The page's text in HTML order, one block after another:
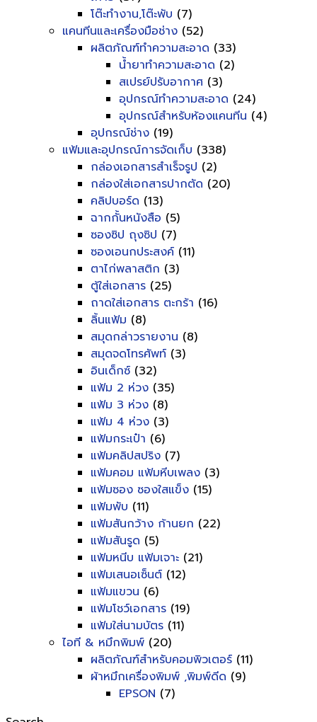
โต๊ะทำงาน,โต๊ะพับ (7)
แคนทีนและเครื่องมือช่าง (52)
ผลิตภัณฑ์ทำความสะอาด (33)
น้ำยาทำความสะอาด (2)
สเปรย์ปรับอากาศ (3)
อุปกรณ์ทำความสะอาด (24)
อุปกรณ์สำหรับห้องแคนทีน (4)
อุปกรณ์ช่าง (19)
แฟ้มและอุปกรณ์การจัดเก็บ (338)
กล่องเอกสารสำเร็จรูป (2)
กล่องใส่เอกสารปากตัด (20)
คลิปบอร์ด (13)
ฉากกั้นหนังสือ (5)
ซองซิป ถุงซิป (7)
ซองเอนกประสงค์ (11)
ตาไก่พลาสติก (3)
ตู้ใส่เอกสาร (25)
ถาดใส่เอกสาร ตะกร้า (16)
ลิ้นแฟ้ม (8)
สมุดกล่าวรายงาน (8)
สมุดจดโทรศัพท์ (3)
อินเด็กซ์ (32)
แฟ้ม 2 ห่วง (35)
แฟ้ม 3 ห่วง (8)
แฟ้ม 4 ห่วง (3)
แฟ้มกระเป๋า (6)
แฟ้มคลิปสปริง (7)
แฟ้มคอม แฟ้มหีบเพลง (3)
แฟ้มซอง ซองใสแข็ง (15)
แฟ้มพับ (11)
แฟ้มสันกว้าง ก้านยก (22)
แฟ้มสันรูด (5)
แฟ้มหนีบ แฟ้มเจาะ (21)
แฟ้มเสนอเซ็นต์ (12)
แฟ้มแขวน (6)
แฟ้มโชว์เอกสาร (19)
แฟ้มใส่นามบัตร (11)
ไอที & หมึกพิมพ์ (20)
ผลิตภัณฑ์สำหรับคอมพิวเตอร์ (11)
ผ้าหมึกเครื่องพิมพ์ ,พิมพ์ดีด (9)
EPSON (7)